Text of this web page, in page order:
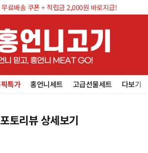
료배송 쿠폰 + 적립금 2,000원 바로지급!
특가 홍언니세트 고급선물세트 다보기
포토리뷰 상세보기